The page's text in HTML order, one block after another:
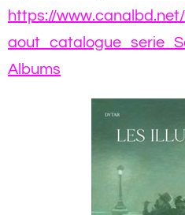
https://
Albums